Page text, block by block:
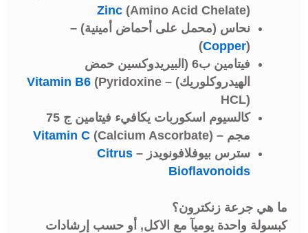
Zinc (Amino Acid Chelate)
نحاس (محمل على أحماض أمينية) –
(
Copper
)
فيتامين ب6 (البيريدوكسين حمض
الهيدروكلوريك) –
Vitamin B6 (Pyridoxine
HCL)
كالسيوم اسكوربات يكافيء فيتامين ج 75
مجم –
Vitamin C (Calcium Ascorbate)
سترس بيوفلافونويدز – Citrus
Bioflavonoids
ما هي جرعة زنكترون؟
كبسولة واحدة يوميآ مع الاكل, أو حسب إرشادات